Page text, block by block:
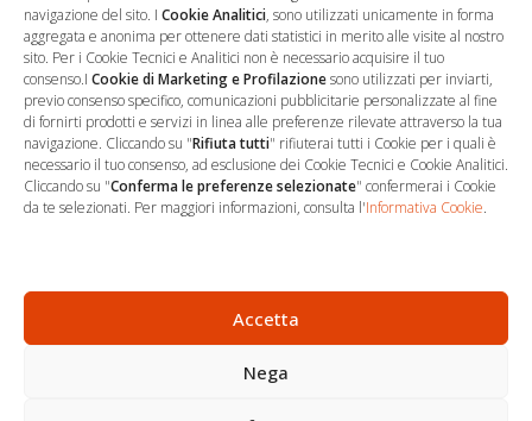
navigazione del sito. I Cookie Analitici, sono utilizzati unicamente in forma
aggregata e anonima per ottenere dati statistici in merito alle visite al nostro
sito. Per i Cookie Tecnici e Analitici non è necessario acquisire il tuo
consenso.I Cookie di Marketing e Profilazionesono utilizzati per inviarti,
previo consenso specifico, comunicazioni pubblicitarie personalizzate al fine
di fornirti prodotti e servizi in linea alle preferenze rilevate attraverso la tua
navigazione. Cliccando su "Rifiuta tutti" rifiuterai tutti i Cookie per i quali è
necessario il tuo consenso, ad esclusione dei Cookie Tecnici e Cookie Analitici.
Cliccando su "Conferma le preferenze selezionate" confermerai i Cookie
da te selezionati. Per maggiori informazioni, consulta l'Informativa Cookie.
Accetta
Nega
… Sede Operativa
06 9522 7890
info@studioargari.it
P.I. 17504191002